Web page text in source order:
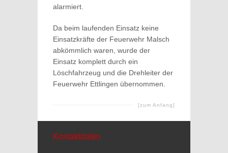
alarmiert.
Da beim laufenden Einsatz keine
Einsatzkräfte der Feuerwehr Malsch
abkömmlich waren, wurde der
Einsatz komplett durch ein
Löschfahrzeug und die Drehleiter der
Feuerwehr Ettlingen übernommen.
[zum Anfang]
Kontaktdaten